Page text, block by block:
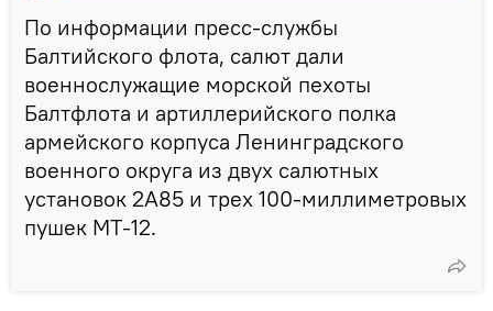
По информации пресс-службы
Балтийского флота, салют дали
военнослужащие морской пехоты
Балтфлота и артиллерийского полка
армейского корпуса Ленинградского
военного округа из двух салютных
установок 2А85 и трех 100-миллиметровых
пушек МТ-12.